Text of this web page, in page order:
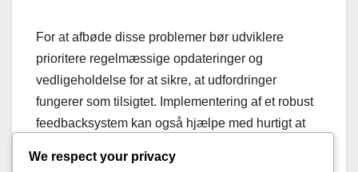
For at afbøde disse problemer bør udviklere
prioritere regelmæssige opdateringer og
vedligeholdelse for at sikre, at udfordringer
fungerer som tilsigtet. Implementering af et robust
feedbacksystem kan også hjælpe med hurtigt at
We respect your privacy